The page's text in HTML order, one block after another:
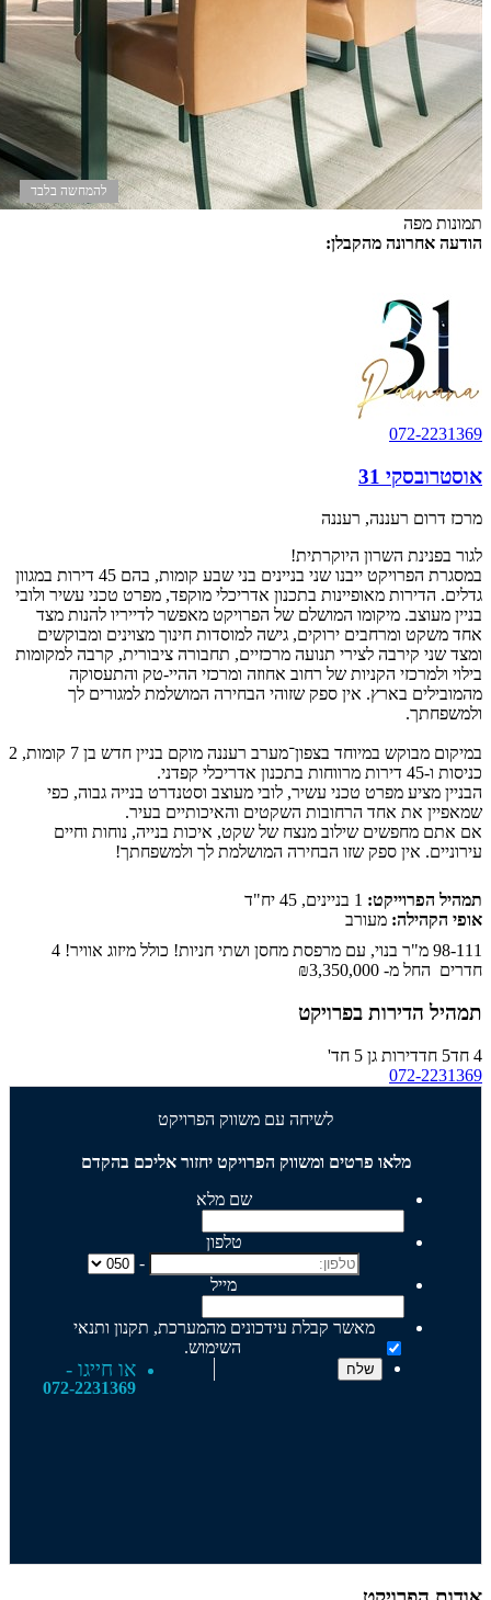
להמחשה בלבד
תמונות מפה
הודעה אחרונה מהקבלן:
072-2231369
אוסטרובסקי 31
מרכז דרום רעננה, רעננה
לגור בפנינת השרון היוקרתית!
במסגרת הפרויקט ייבנו שני בניינים בני שבע קומות, בהם 45 דירות במגוון
גדלים. הדירות מאופיינות בתכנון אדריכלי מוקפד, מפרט טכני עשיר ולובי
בניין מעוצב. מיקומו המושלם של הפרויקט מאפשר לדייריו להנות מצד
אחד משקט ומרחבים ירוקים, גישה למוסדות חינוך מצוינים ומבוקשים
ומצד שני קירבה לצירי תנועה מרכזיים, תחבורה ציבורית, קרבה למקומות
בילוי ולמרכזי הקניות של רחוב אחוזה ומרכזי ההיי-טק והתעסוקה
מהמובילים בארץ. אין ספק שזוהי הבחירה המושלמת למגורים לך
ולמשפחתך.
במיקום מבוקש במיוחד בצפון־מערב רעננה מוקם בניין חדש בן 7 קומות, 2
כניסות ו-45 דירות מרווחות בתכנון אדריכלי קפדני.
הבניין מציע מפרט טכני עשיר, לובי מעוצב וסטנדרט בנייה גבוה, כפי
שמאפיין את אחד הרחובות השקטים והאיכותיים בעיר.
אם אתם מחפשים שילוב מנצח של שקט, איכות בנייה, נוחות וחיים
עירוניים. אין ספק שזו הבחירה המושלמת לך ולמשפחתך!
תמהיל הפרוייקט:
אופי הקהילה: מעורב
98-111 מ"ר בנוי, עם מרפסת מחסן ושתי חניות! כולל מיזוג אוויר! 4
חדרים החל מ- ₪3,350,000
תמהיל הדירות בפרויקט
4 חד 5 חד
דירות גן 5 חד'
072-2231369
לשיחה עם משווק הפרויקט
מלאו פרטים ומשווק הפרויקט יחזור אליכם בהקדם
שם מלא
טלפון
-
מייל
מאשר קבלת עידכונים מהמערכת, תקנון ותנאי
השימוש.
או חייגו -
072-2231369